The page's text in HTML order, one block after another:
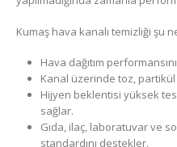
Kumaş hava kanalı temizliği şu
Hava dağıtım
Kanal üzerinde toz,
Hijyen beklentisi yüksek
sağlar.
Gıda, ilaç, laboratuvar ve
standardını destekler.